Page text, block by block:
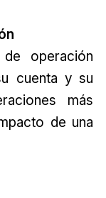
operación
cuenta y su
más
de una